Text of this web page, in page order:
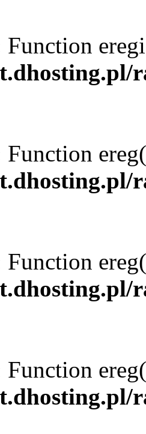
Function
Function
Function
Function